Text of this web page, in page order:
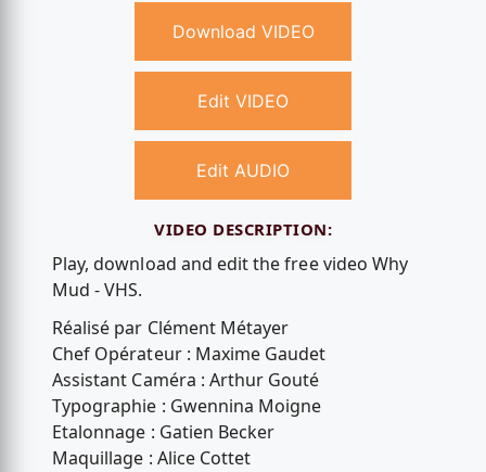
Download VIDEO
Edit VIDEO
Edit AUDIO
VIDEO DESCRIPTION:
Play, download and edit the free video Why
Mud - VHS.
Réalisé par Clément Métayer
Chef Opérateur : Maxime Gaudet
Assistant Caméra : Arthur Gouté
Typographie : Gwennina Moigne
Etalonnage : Gatien Becker
Maquillage : Alice Cottet